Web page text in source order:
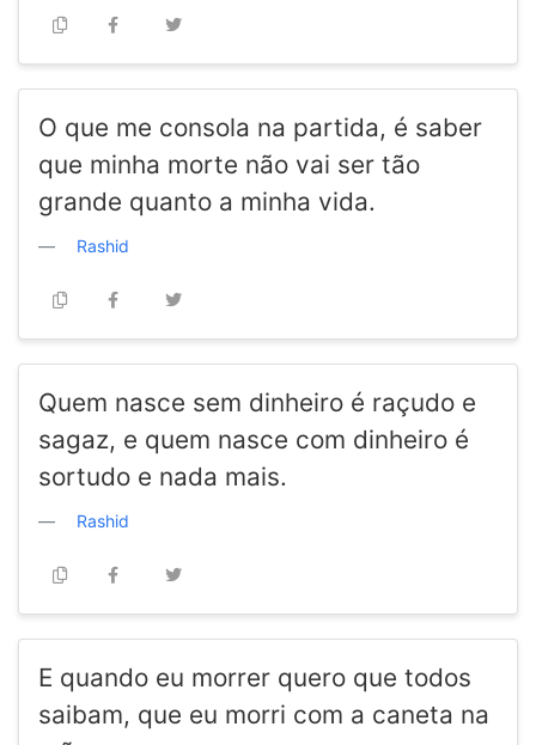
O que me consola na partida, é saber
que minha morte não vai ser tão
grande quanto a minha vida.
Rashid
Quem nasce sem dinheiro é raçudo e
sagaz, e quem nasce com dinheiro é
sortudo e nada mais.
Rashid
E quando eu morrer quero que todos
saibam, que eu morri com a caneta na